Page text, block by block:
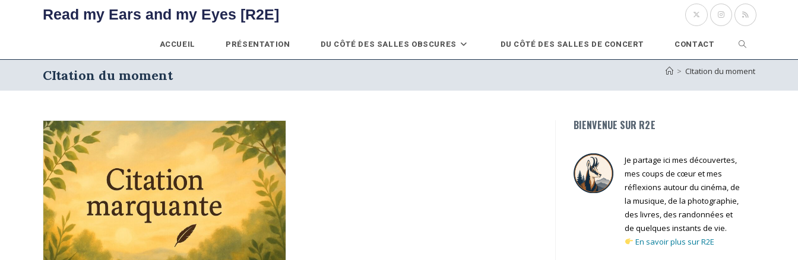
Read my Ears and my Eyes [R2E]
ACCUEIL PRÉSENTATION DU CÔTÉ DES SALLES OBSCURES DU CÔTÉ DES SALLES DE CONCERT CONTACT Toggle
website
CItation du moment > CItation du moment
BIENVENUE SUR R2E
Je partage ici mes découvertes,
mes coups de cœur et mes
réflexions autour du cinéma, de
la musique, de la photographie,
des livres, des randonnées et
de quelques instants de vie.
En savoir plus sur R2E